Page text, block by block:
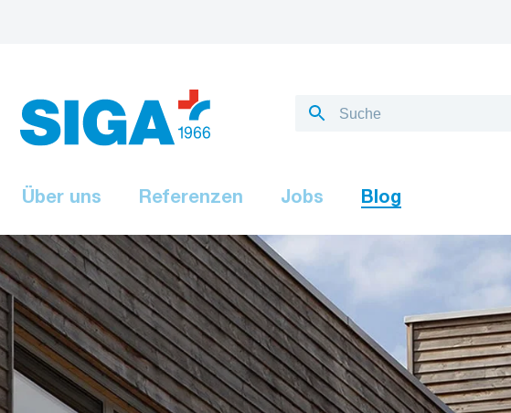
Über uns Referenzen Jobs Blog